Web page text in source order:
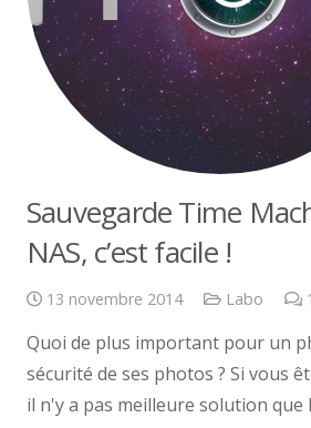
Sauvegarde Time
NAS, c’est facile !
13 novembre 2014 Labo
Quoi de plus important pour un
sécurité de ses photos ? Si vous
il n'y a pas meilleure solution que